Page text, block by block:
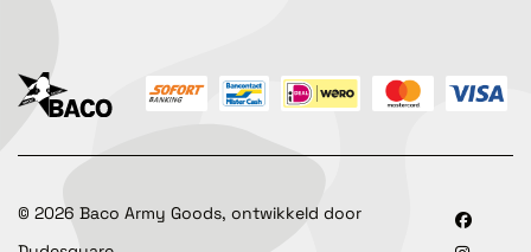
© 2026 Baco Army Goods, ontwikkeld door